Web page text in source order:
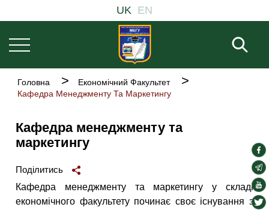
до
основного
вмісту
навіґація
UK EN
Рядок
навіґації
Головна
Економічний Факультет
Кафедра Менеджменту Та Маркетингу
Кафедра менеджменту та
маркетингу
Поділитись
Кафедра менеджменту та маркетингу у складі
економічного факультету починає своє існування з